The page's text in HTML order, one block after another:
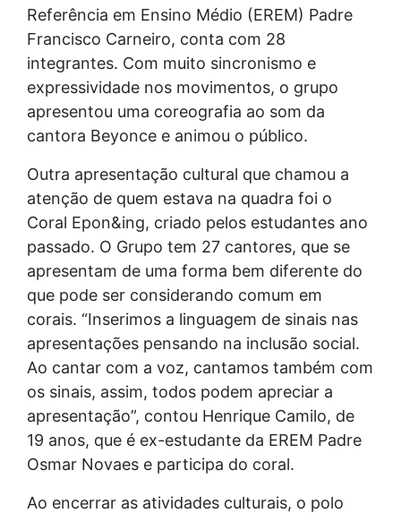
Referência em Ensino Médio (EREM) Padre
Francisco Carneiro, conta com 28
integrantes. Com muito sincronismo e
expressividade nos movimentos, o grupo
apresentou uma coreografia ao som da
cantora Beyonce e animou o público.
Outra apresentação cultural que chamou a
atenção de quem estava na quadra foi o
Coral Epon&ing, criado pelos estudantes ano
passado. O Grupo tem 27 cantores, que se
apresentam de uma forma bem diferente do
que pode ser considerando comum em
corais. “Inserimos a linguagem de sinais nas
apresentações pensando na inclusão social.
Ao cantar com a voz, cantamos também com
os sinais, assim, todos podem apreciar a
apresentação”, contou Henrique Camilo, de
19 anos, que é ex-estudante da EREM Padre
Osmar Novaes e participa do coral.
Ao encerrar as atividades culturais, o polo